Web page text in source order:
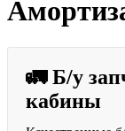
🚛 Б/у
кабины